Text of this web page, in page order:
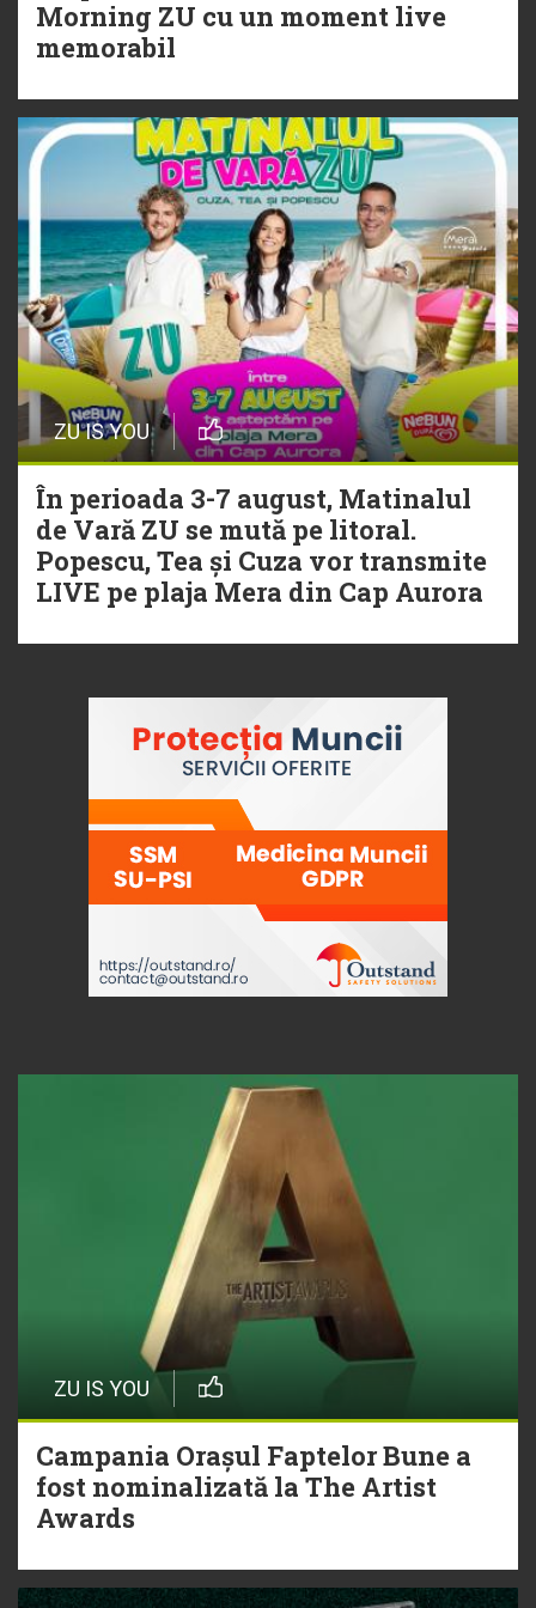
Torpedoul lui Morar: Theo Rose -
Morning ZU cu un moment live
memorabil
ZU IS YOU
În perioada 3-7 august, Matinalul
de Vară ZU se mută pe litoral.
Popescu, Tea și Cuza vor transmite
LIVE pe plaja Mera din Cap Aurora
ZU IS YOU
Campania Orașul Faptelor Bune a
fost nominalizată la The Artist
Awards